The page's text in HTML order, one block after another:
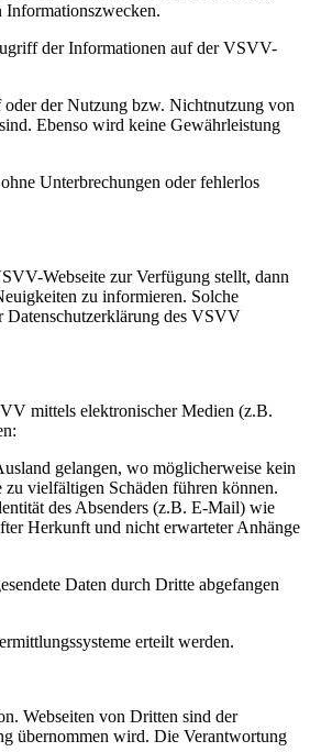
Informationszwecken.
der Informationen auf der VSVV-
der Nutzung bzw. Nichtnutzung von
Ebenso wird keine Gewährleistung
Unterbrechungen oder fehlerlos
Webseite zur Verfügung stellt, dann
zu informieren. Solche
Datenschutzerklärung des VSVV
mittels elektronischer Medien (z.B.
gelangen, wo möglicherweise kein
vielfältigen Schäden führen können.
des Absenders (z.B. E-Mail) wie
Herkunft und nicht erwarteter Anhänge
Daten durch Dritte abgefangen
erteilt werden.
Webseiten von Dritten sind der
übernommen wird. Die Verantwortung